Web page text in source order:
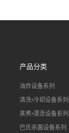
线）
产品分类
油炸设备系列
清洗•冷却设备系列
蒸煮•漂烫设备系列
巴氏杀菌设备系列